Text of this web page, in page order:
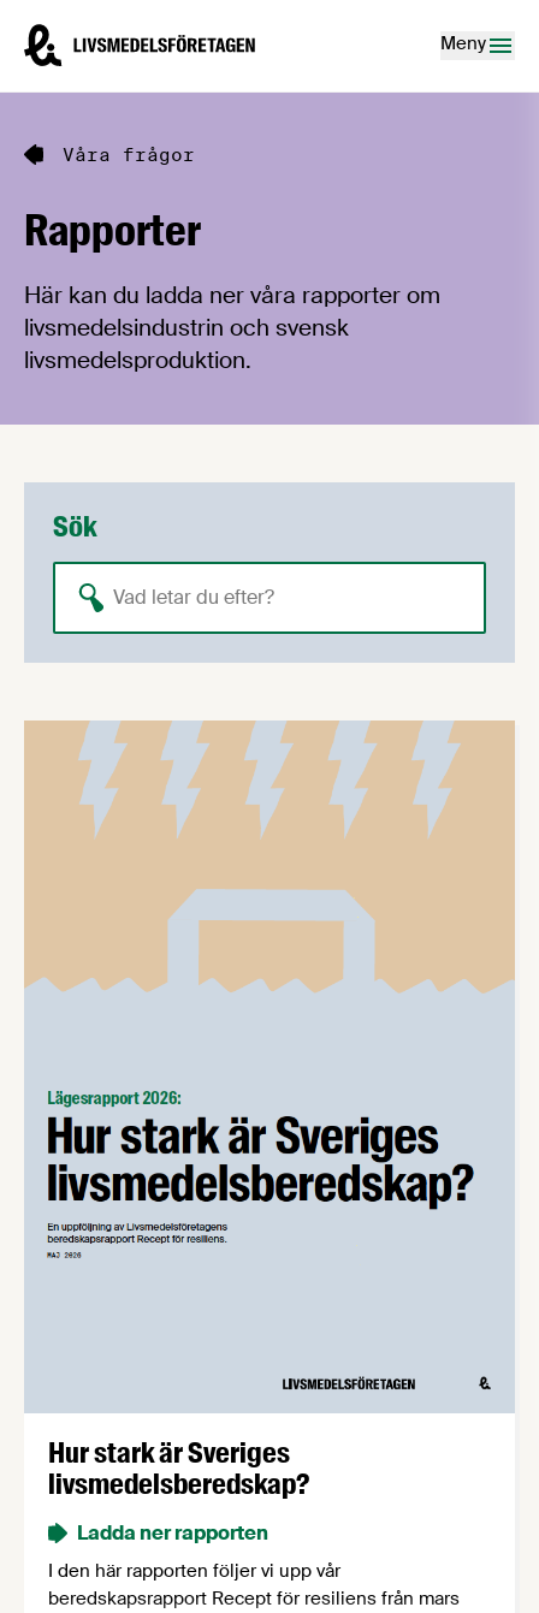
Livsmedelsföretagen – till startsidan
Meny
Våra frågor
Rapporter
Här kan du ladda ner våra rapporter om
livsmedelsindustrin och svensk
livsmedelsproduktion.
Sök
Hur stark är Sveriges
livsmedelsberedskap?
Ladda ner rapporten
I den här rapporten följer vi upp vår
beredskapsrapport Recept för resiliens från mars